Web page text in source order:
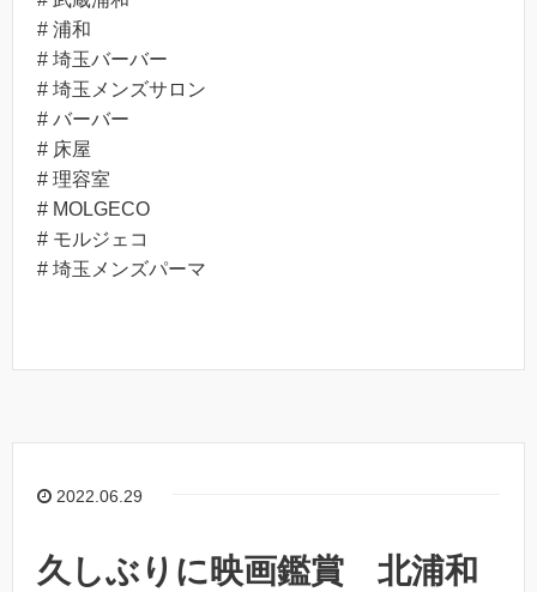
# 浦和
# 埼玉バーバー
# 埼玉メンズサロン
# バーバー
# 床屋
# 理容室
# MOLGECO
# モルジェコ
# 埼玉メンズパーマ
2022.06.29
久しぶりに映画鑑賞 北浦和